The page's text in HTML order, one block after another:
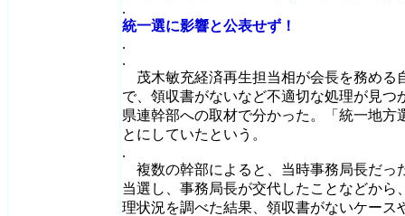
.
統一選に影響と公表せず！
.
.
茂木敏充経済再生担当相が会長を務める
で、領収書がないなど不適切な処理が見つ
県連幹部への取材で分かった。「統一地方
とにしていたという。
.
複数の幹部によると、当時事務局長だっ
当選し、事務局長が交代したことなどから
理状況を調べた結果、領収書がないケース